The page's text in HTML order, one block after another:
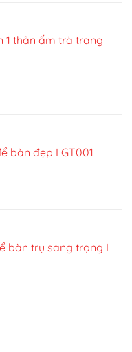
1 thân ấm trà trang
bàn đẹp I GT001
bàn trụ sang trọng I